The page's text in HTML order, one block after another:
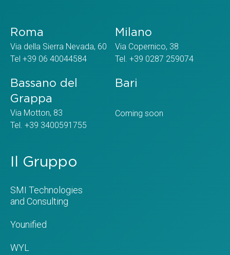
Roma
Via della Sierra Nevada, 60
Tel +39 06 40044584
Milano
Via Copernico, 38
Tel. +39 0287 259074
Bassano del
Grappa
Via Motton, 83
Tel. +39 3400591755
Bari
Coming soon
Il Gruppo
SMI Technologies
and Consulting
Younified
WYL